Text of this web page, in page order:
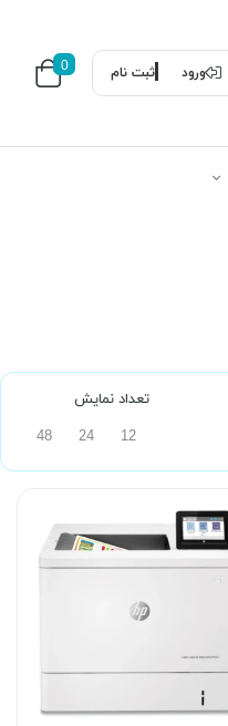
ورود ثبت نام 0
تعداد نمایش
12
24
48